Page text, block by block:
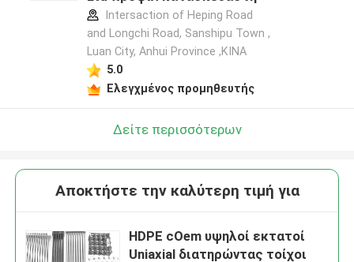
Intersaction of Heping Road
and Longchi Road, Sanshipu Town ,
Luan City, Anhui Province ,ΚΙΝΑ
5.0
Ελεγχμένος προμηθευτής
Δείτε περισσότερων
Αποκτήστε την καλύτερη τιμή για
HDPE cOem υψηλοί εκτατοί
Uniaxial διατηρώντας τοίχοι